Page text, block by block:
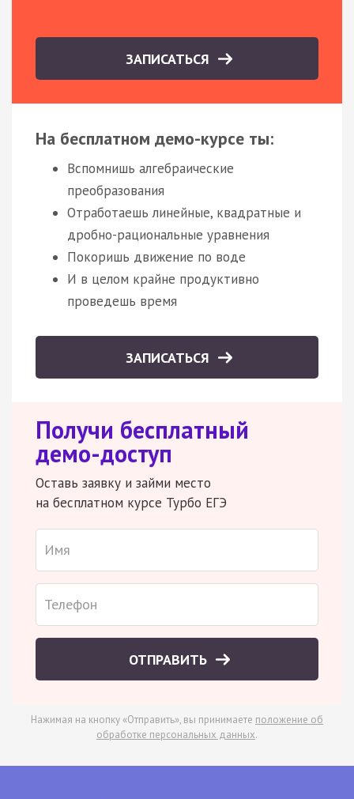
ЗАПИСАТЬСЯ
На бесплатном демо-курсе ты:
Вспомнишь алгебраические
преобразования
Отработаешь линейные, квадратные и
дробно-рациональные уравнения
Покоришь движение по воде
И в целом крайне продуктивно
проведешь время
ЗАПИСАТЬСЯ
Получи бесплатный
демо-доступ
Оставь заявку и займи место
на бесплатном курсе Турбо ЕГЭ
ОТПРАВИТЬ
Нажимая на кнопку «Отправить», вы принимаете положение об
обработке персональных данных.